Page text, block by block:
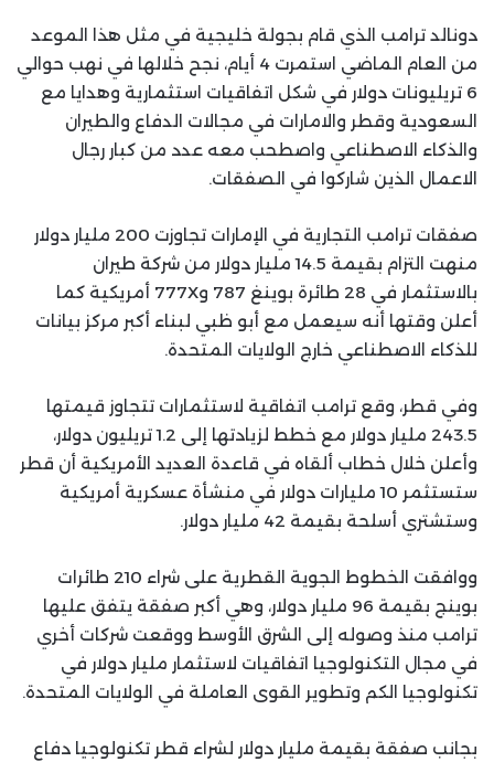
دونالد ترامب الذي قام بجولة خليجية في مثل هذا الموعد
من العام الماضي استمرت 4 أيام، نجح خلالها في نهب حوالي
6 تريليونات دولار في شكل اتفاقيات استثمارية وهدايا مع
السعودية وقطر والامارات في مجالات الدفاع والطيران
والذكاء الاصطناعي واصطحب معه عدد من كبار رجال
الاعمال الذين شاركوا في الصفقات.
صفقات ترامب التجارية في الإمارات تجاوزت 200 مليار دولار
منهت التزام بقيمة 14.5 مليار دولار من شركة طيران
بالاستثمار في 28 طائرة بوينغ 787 و777X أمريكية كما
أعلن وقتها أنه سيعمل مع أبو ظبي لبناء أكبر مركز بيانات
للذكاء الاصطناعي خارج الولايات المتحدة.
وفي قطر، وقع ترامب اتفاقية لاستثمارات تتجاوز قيمتها
243.5 مليار دولار مع خطط لزيادتها إلى 1.2 تريليون دولار،
وأعلن خلال خطاب ألقاه في قاعدة العديد الأمريكية أن قطر
ستستثمر 10 مليارات دولار في منشأة عسكرية أمريكية
وستشتري أسلحة بقيمة 42 مليار دولار.
ووافقت الخطوط الجوية القطرية على شراء 210 طائرات
بوينج بقيمة 96 مليار دولار، وهي أكبر صفقة يتفق عليها
ترامب منذ وصوله إلى الشرق الأوسط ووقعت شركات أخري
في مجال التكنولوجيا اتفاقيات لاستثمار مليار دولار في
تكنولوجيا الكم وتطوير القوى العاملة في الولايات المتحدة.
بجانب صفقة بقيمة مليار دولار لشراء قطر تكنولوجيا دفاع